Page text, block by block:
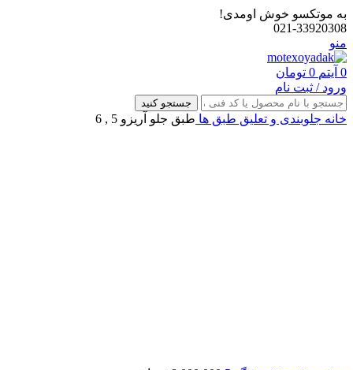
به موتکسو خوش اومدی!
021-33920308
منو
0 آیتم 0 تومان
ورود / ثبت نام
جستجو کنید
خانه جلوبندی و تعلیق طبق ها طبق جلو آریزو 5 , 6